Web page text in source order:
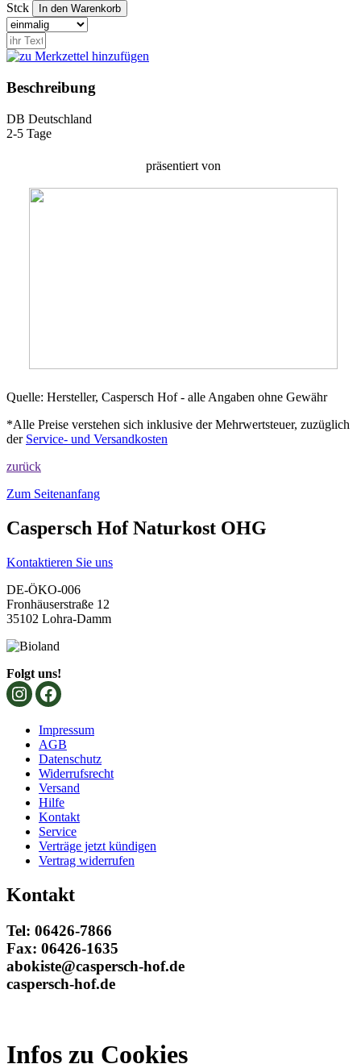
Stck
Beschreibung
DB Deutschland
2-5 Tage
präsentiert von
Quelle: Hersteller, Caspersch Hof - alle Angaben ohne Gewähr
*Alle Preise verstehen sich inklusive der Mehrwertsteuer, zuzüglich
der Service- und Versandkosten
zurück
Zum Seitenanfang
Caspersch Hof Naturkost OHG
Kontaktieren Sie uns
DE-ÖKO-006
Fronhäuserstraße 12
35102 Lohra-Damm
Folgt uns!
Impressum
AGB
Datenschutz
Widerrufsrecht
Versand
Hilfe
Kontakt
Service
Verträge jetzt kündigen
Vertrag widerrufen
Kontakt
Tel: 06426-7866
Fax: 06426-1635
abokiste@caspersch-hof.de
caspersch-hof.de
Infos zu Cookies